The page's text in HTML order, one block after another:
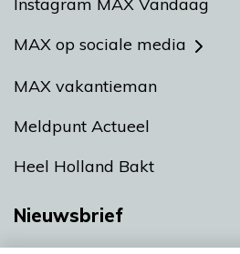
Instagram MAX Vandaag
MAX op sociale media
MAX vakantieman
Meldpunt Actueel
Heel Holland Bakt
Nieuwsbrief